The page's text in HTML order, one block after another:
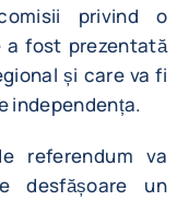
privind o
a fost prezentată
și care va fi
independența.
referendum va
desfășoare un